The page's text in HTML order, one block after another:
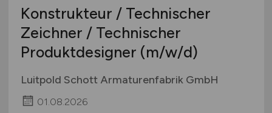
Konstrukteur / Technischer
Zeichner / Technischer
Produktdesigner (m/w/d)
Luitpold Schott Armaturenfabrik GmbH
01.08.2026